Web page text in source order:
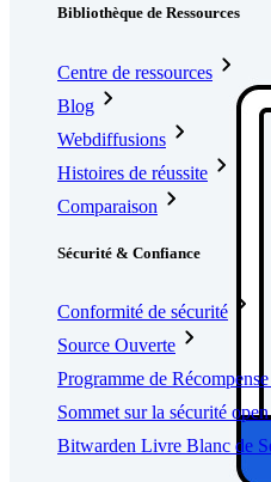
Bibliothèque de Ressources
Centre de ressources
Blog
Webdiffusions
Histoires de réussite
Comparaison
Sécurité & Confiance
Conformité de sécurité
Source Ouverte
Programme de
Sommet sur la sécurité
Bitwarden Livre Blanc de